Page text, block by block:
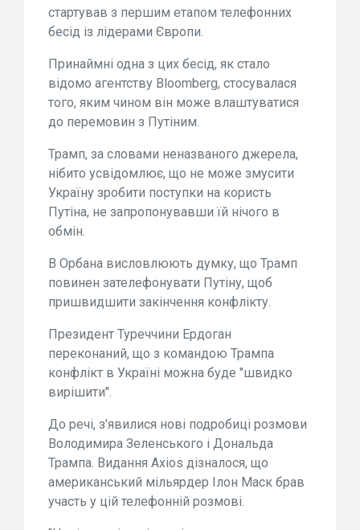
стартував з першим етапом телефонних
бесід із лідерами Європи.
Принаймні одна з цих бесід, як стало
відомо агентству Bloomberg, стосувалася
того, яким чином він може влаштуватися
до перемовин з Путіним.
Трамп, за словами неназваного джерела,
нібито усвідомлює, що не може змусити
Україну зробити поступки на користь
Путіна, не запропонувавши їй нічого в
обмін.
В Орбана висловлюють думку, що Трамп
повинен зателефонувати Путіну, щоб
пришвидшити закінчення конфлікту.
Президент Туреччини Ердоган
переконаний, що з командою Трампа
конфлікт в Україні можна буде "швидко
вирішити".
До речі, з'явилися нові подробиці розмови
Володимира Зеленського і Дональда
Трампа. Видання Axios дізналося, що
американський мільярдер Ілон Маск брав
участь у цій телефонній розмові.